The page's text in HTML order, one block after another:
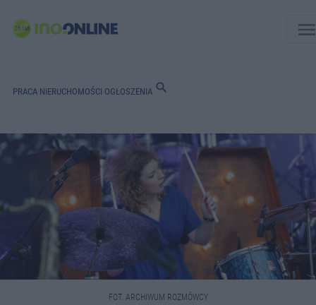
PRACA NIERUCHOMOŚCI OGŁOSZENIA search
FOT. ARCHIWUM ROZMÓWCY